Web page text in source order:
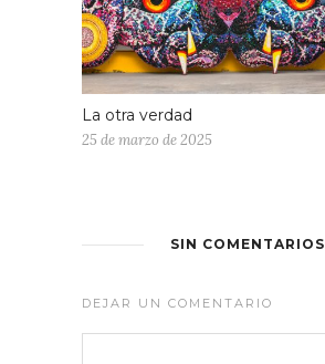
La otra verdad
25 de marzo de 2025
SIN COMENTARIOS
DEJAR UN COMENTARIO